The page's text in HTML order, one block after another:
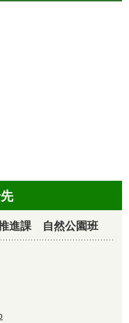
進課 自然公園班